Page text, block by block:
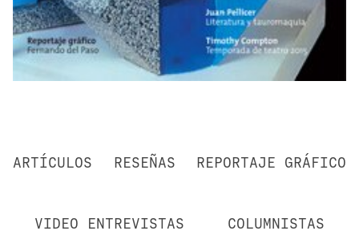
ARTÍCULOS RESEÑAS REPORTAJE GRÁFICO
VIDEO ENTREVISTAS COLUMNISTAS